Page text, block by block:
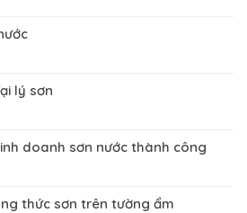
lý sơn
doanh sơn nước thành công
thức sơn trên tường ẩm